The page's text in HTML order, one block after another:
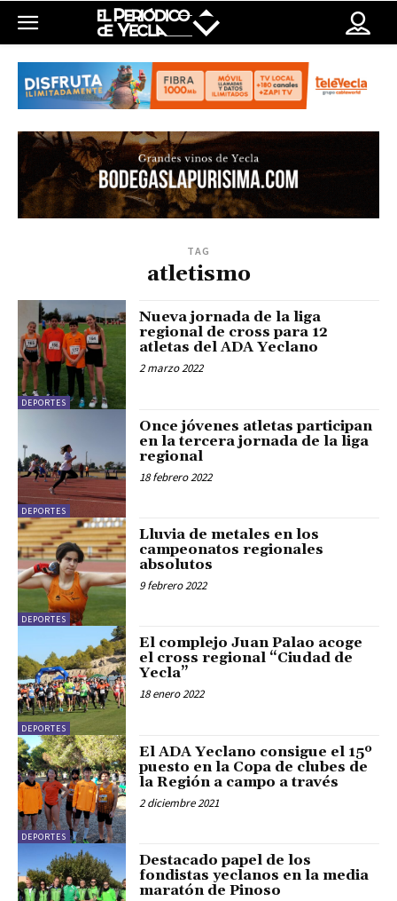
TAG
atletismo
DEPORTES
Nueva jornada de la liga
regional de cross para 12
atletas del ADA Yeclano
2 marzo 2022
DEPORTES
Once jóvenes atletas participan
en la tercera jornada de la liga
regional
18 febrero 2022
DEPORTES
Lluvia de metales en los
campeonatos regionales
absolutos
9 febrero 2022
DEPORTES
El complejo Juan Palao acoge
el cross regional “Ciudad de
Yecla”
18 enero 2022
DEPORTES
El ADA Yeclano consigue el 15º
puesto en la Copa de clubes de
la Región a campo a través
2 diciembre 2021
Destacado papel de los
fondistas yeclanos en la media
maratón de Pinoso